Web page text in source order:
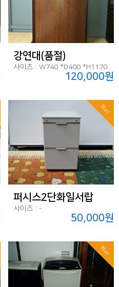
강연대(품절)
사이즈 : W740 *D400 *H1170
120,000원
Hot
퍼시스2단화일서랍
사이즈 : -
50,000원
Hot